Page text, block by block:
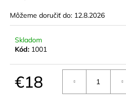
Môžeme doručiť do: 12.8.2026
Skladom
Kód: 1001
€18
r
ú
č
a
m
ČAJOVÁ